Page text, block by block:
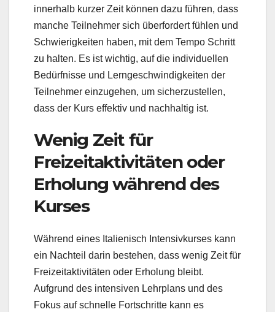
innerhalb kurzer Zeit können dazu führen, dass
manche Teilnehmer sich überfordert fühlen und
Schwierigkeiten haben, mit dem Tempo Schritt
zu halten. Es ist wichtig, auf die individuellen
Bedürfnisse und Lerngeschwindigkeiten der
Teilnehmer einzugehen, um sicherzustellen,
dass der Kurs effektiv und nachhaltig ist.
Wenig Zeit für
Freizeitaktivitäten oder
Erholung während des
Kurses
Während eines Italienisch Intensivkurses kann
ein Nachteil darin bestehen, dass wenig Zeit für
Freizeitaktivitäten oder Erholung bleibt.
Aufgrund des intensiven Lehrplans und des
Fokus auf schnelle Fortschritte kann es